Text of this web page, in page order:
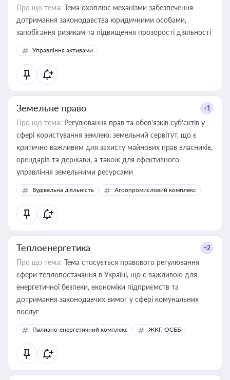
Про що тема: Тема охоплює механізми забезпечення
дотримання законодавства юридичними особами,
запобігання ризикам та підвищення прозорості діяльності
Управління активами
Земельне право +1
Про що тема: Регулювання прав та обов’язків суб’єктів у
сфері користування землею, земельний сервітут, що є
критично важливим для захисту майнових прав власників,
орендарів та держави, а також для ефективного
управління земельними ресурсами
Будівельна діяльність Агропромисловий комплекс
Теплоенергетика +2
Про що тема: Тема стосується правового регулювання
сфери теплопостачання в Україні, що є важливою для
енергетичної безпеки, економіки підприємств та
дотримання законодавчих вимог у сфері комунальних
послуг
Паливно-енергетичний комплекс ЖКГ, ОСББ